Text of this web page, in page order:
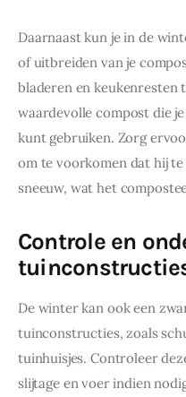
Daarnaast kun je in de
of uitbreiden van je
bladeren en keukenresten
waardevolle compost die
kunt gebruiken. Zorg
om te voorkomen dat hij
sneeuw, wat het
Controle en
De winter kan ook een
tuinconstructies, zoals
tuinhuisjes. Controleer
slijtage en voer indien